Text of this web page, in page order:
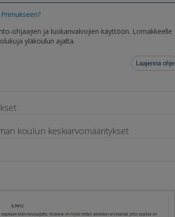
ohjaajien ja luokanvalvojien käyttöön. Lomakkeelle
yläkoulun ajalta.
Laajenna ohje
koulun keskiarvomääritykset